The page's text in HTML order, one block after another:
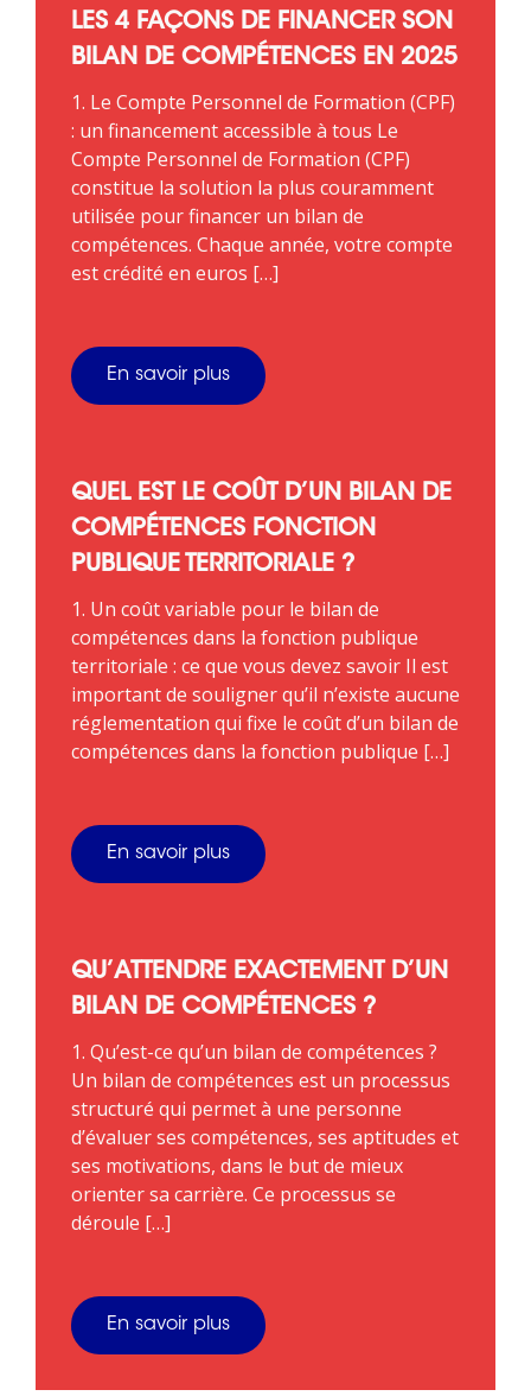
LES 4 FAÇONS DE FINANCER SON
BILAN DE COMPÉTENCES EN 2025
1. Le Compte Personnel de Formation (CPF)
: un financement accessible à tous Le
Compte Personnel de Formation (CPF)
constitue la solution la plus couramment
utilisée pour financer un bilan de
compétences. Chaque année, votre compte
est crédité en euros […]
En savoir plus
QUEL EST LE COÛT D’UN BILAN DE
COMPÉTENCES FONCTION
PUBLIQUE TERRITORIALE ?
1. Un coût variable pour le bilan de
compétences dans la fonction publique
territoriale : ce que vous devez savoir Il est
important de souligner qu’il n’existe aucune
réglementation qui fixe le coût d’un bilan de
compétences dans la fonction publique […]
En savoir plus
QU’ATTENDRE EXACTEMENT D’UN
BILAN DE COMPÉTENCES ?
1. Qu’est-ce qu’un bilan de compétences ?
Un bilan de compétences est un processus
structuré qui permet à une personne
d’évaluer ses compétences, ses aptitudes et
ses motivations, dans le but de mieux
orienter sa carrière. Ce processus se
déroule […]
En savoir plus